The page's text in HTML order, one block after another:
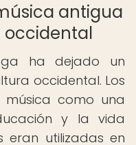
antigua
occidental
ha dejado un
occidental. Los
como una
y la vida
eran utilizadas en